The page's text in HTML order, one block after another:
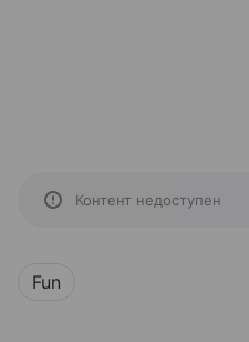
Контент недоступен
Fun